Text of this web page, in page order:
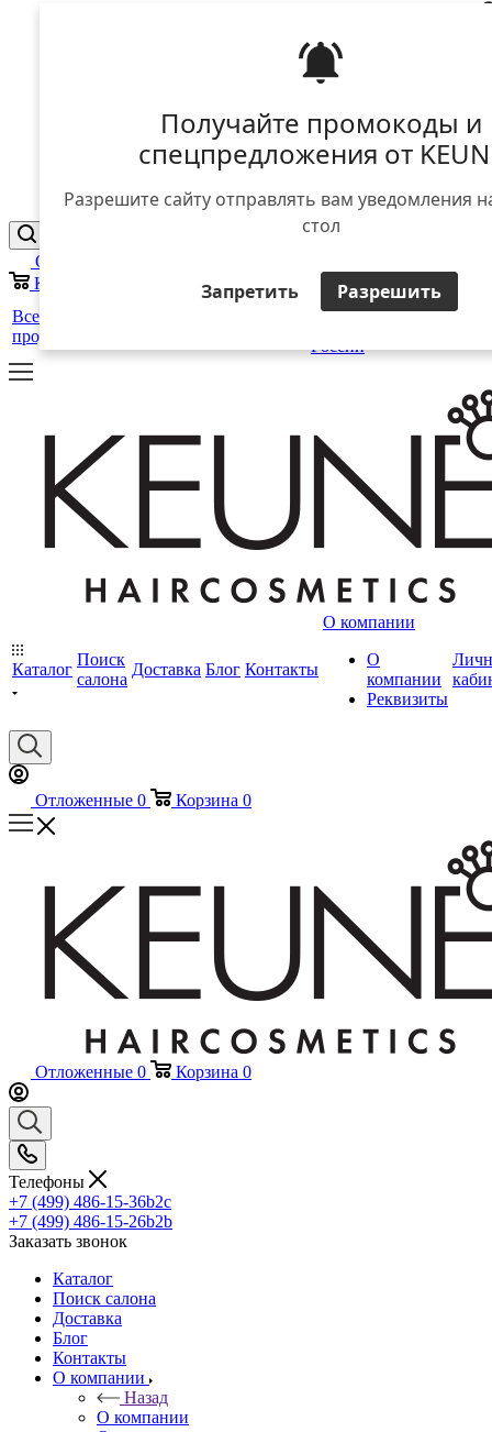
Получайте промокоды и
спецпредложения от
Разрешите сайту отправлять вам уведомления
стол
Запретить Разрешить
Отложенные
Корзина
Все
продукты
25 лет
России
+
Каталог
Поиск
салона
Доставка Блог Контакты
О компании
О
компании
Реквизиты
Отложенные 0 Корзина 0
Отложенные 0 Корзина 0
Телефоны
+7 (499) 486-15-36b2c
+7 (499) 486-15-26b2b
Заказать звонок
Каталог
Поиск салона
Доставка
Блог
Контакты
О компании
Назад
О компании